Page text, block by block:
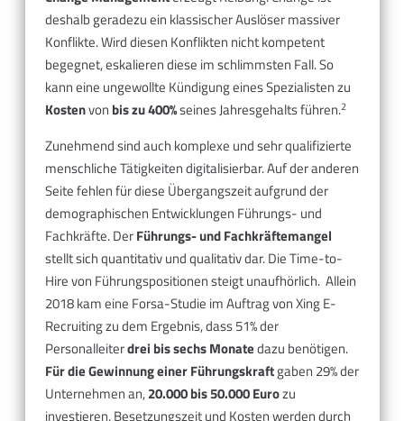
deshalb geradezu ein klassischer Auslöser massiver
Konflikte. Wird diesen Konflikten nicht kompetent
begegnet, eskalieren diese im schlimmsten Fall. So
kann eine ungewollte Kündigung eines Spezialisten zu
Kostenvon bis zu 400%seines Jahresgehalts führen.2
Zunehmend sind auch komplexe und sehr qualifizierte
menschliche Tätigkeiten digitalisierbar. Auf der anderen
Seite fehlen für diese Übergangszeit aufgrund der
demographischen Entwicklungen Führungs- und
Fachkräfte. DerFührungs- und Fachkräftemangel
stellt sich quantitativ und qualitativ dar. Die Time-to-
Hire von Führungspositionen steigt unaufhörlich. Allein
2018 kam eine Forsa-Studie im Auftrag von Xing E-
Recruiting zu dem Ergebnis, dass 51% der
Personalleiterdrei bis sechs Monatedazu benötigen.
Für die Gewinnung einer Führungskraftgaben 29% der
Unternehmen an,20.000 bis 50.000 Eurozu
investieren. Besetzungszeit und Kosten werden durch